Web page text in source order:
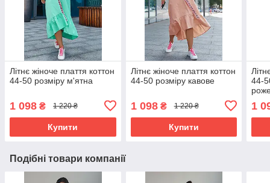
Літнє жіноче плаття коттон
44-50 розміру м'ятна
1 098 ₴ 1 220 ₴
Купити
Літнє жіноче плаття коттон
44-50 розміру кавове
1 098₴ 1 220 ₴
Купити
44-
1
Подібні товари компанії